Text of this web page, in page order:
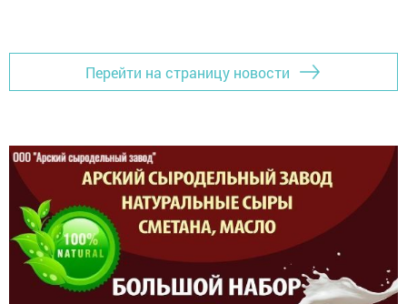
Перейти на страницу новости